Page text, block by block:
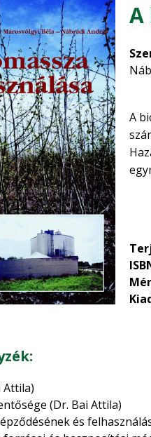
A
A
Attila)
(Dr. Bai Attila)
és